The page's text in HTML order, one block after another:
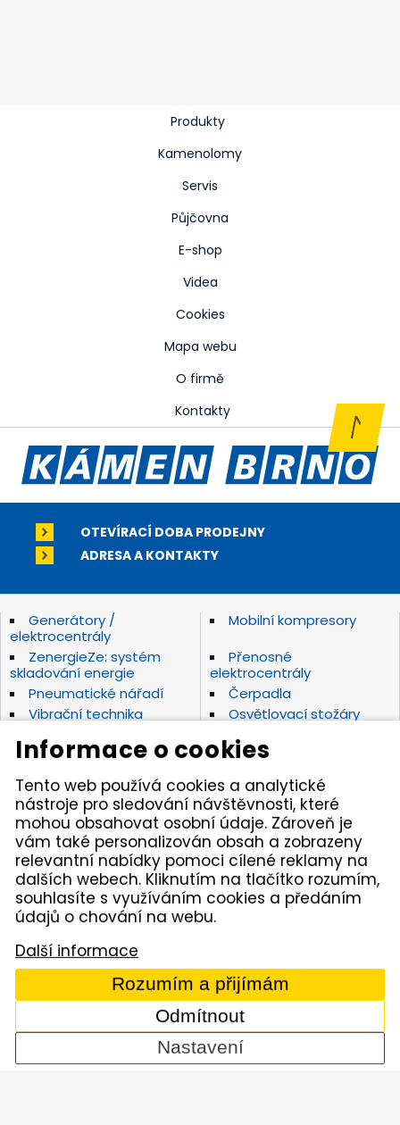
Produkty
Kamenolomy
Servis
Půjčovna
E-shop
Videa
Cookies
Mapa webu
O firmě
Kontakty
OTEVÍRACÍ DOBA PRODEJNY
ADRESA A KONTAKTY
Generátory /
elektrocentrály
Mobilní kompresory
ZenergieZe: systém
skladování energie
Přenosné
elektrocentrály
Pneumatické nářadí
Čerpadla
Vibrační technika
Osvětlovací stožáry
Elektrické nářadí Makita
Diamantové nástroje
Hydraulické nářadí
Motorová kladiva
Závěsná hydraulická
kladiva
Zahradní technika
Akumulátorové stroje
Značky
Kámen Brno, spol. s r.o. – spolehlivý partner pro
opravdové řemeslníky. Zajišťujeme autorizovaný servis
pracovních strojů i nářadí, a provozujeme půjčovnu
nářadí v Tišnově. Specializujeme se na prodej nářadí
značek Permon, Atlas Copco, Husqvarna, Makita, NTC,
a zahradní techniky Dolmar aj. Dodáváme kamenivo
z našich vlastních lomů.
© 2005 - 2026 Kámen Brno, spol. s r. o. - Všechna práva
vyhrazena
Comerto
Informace o cookies
Tento web používá cookies a analytické
nástroje pro sledování návštěvnosti, které
mohou obsahovat osobní údaje. Zároveň je
vám také personalizován obsah a zobrazeny
relevantní nabídky pomoci cílené reklamy na
dalších webech. Kliknutím na tlačítko rozumím,
souhlasíte s využíváním cookies a předáním
údajů o chování na webu.
Další informace
Rozumím a přijímám
Odmítnout
Nastavení